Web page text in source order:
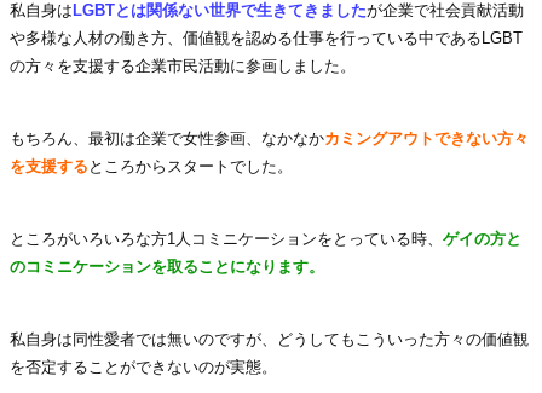
私自身は LGBTとは関係ない世界で生きてきましたが企業で社会貢献活動
や多様な人材の働き方、価値観を認める仕事を行っている中であるLGBT
の方々を支援する企業市民活動に参画しました。
もちろん、最初は企業で女性参画、なかなかカミングアウトできない方々
を支援する ところからスタートでした。
ところがいろいろな方1人コミニケーションをとっている時、 ゲイの方と
のコミニケーションを取ることになります。
私自身は同性愛者では無いのですが、どうしてもこういった方々の価値観
を否定することができないのが実態。